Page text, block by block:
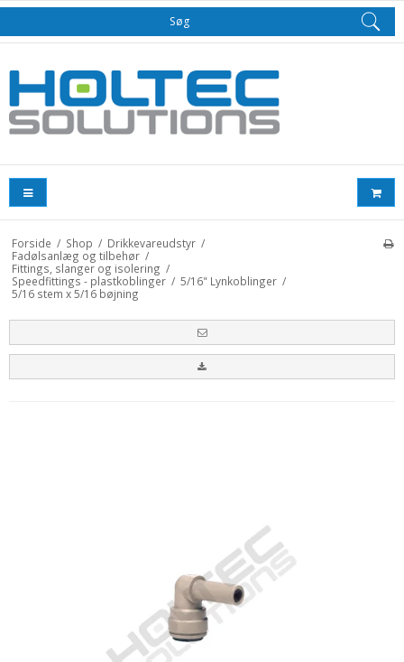
Søg
Forside / Shop / Drikkevareudstyr /
Fadølsanlæg og tilbehør /
Fittings, slanger og isolering /
Speedfittings - plastkoblinger / 5/16" Lynkoblinger /
5/16 stem x 5/16 bøjning